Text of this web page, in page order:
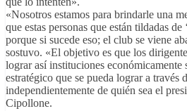
«Nosotros estamos para brindarle una
que estas personas que están tildadas de
porque si sucede eso; el club se viene
sostuvo. «El objetivo es que los
lograr así instituciones económicamente
estratégico que se pueda lograr a través
independientemente de quién sea el
Cipollone.